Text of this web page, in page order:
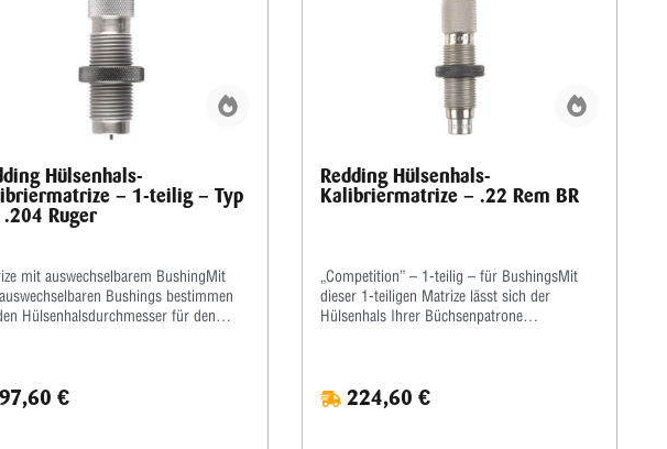
Hülsenhals-
– 1-teilig – Typ
.204 Ruger
mit auswechselbarem BushingMit
Bushings bestimmen
Hülsenhalsdurchmesser für den
wird.Type „S”- Matrize mit
für Bushing- Body Die-
€
Redding Hülsenhals-
Kalibriermatrize – .22 Rem BR
„Competition” – 1-teilig – für BushingsMit
dieser 1-teiligen Matrize lässt sich der
Hülsenhals Ihrer Büchsenpatrone
werden.Mit den auswechselbaren Bushings
bestimmen Sie den Hülsenhalsdurchmesser
224,60 €